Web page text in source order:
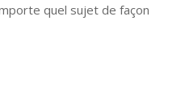
quel sujet de façon